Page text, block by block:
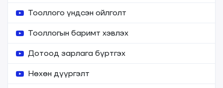
Тооллого үндсэн ойлголт
Тооллогын баримт хэвлэх
Дотоод зарлага бүртгэх
Нөхөн дүүргэлт